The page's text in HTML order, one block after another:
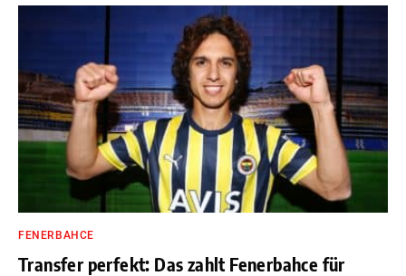
FENERBAHCE
Transfer perfekt: Das zahlt Fenerbahce für